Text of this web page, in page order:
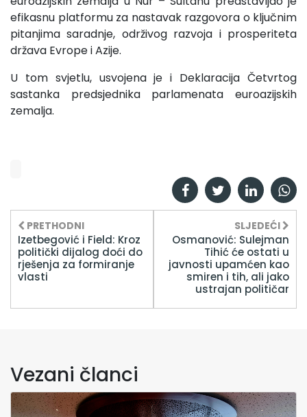
efikasnu platformu za nastavak razgovora o ključnim
pitanjima saradnje, održivog razvoja i prosperiteta
država Evrope i Azije.
U tom svjetlu, usvojena je i Deklaracija Četvrtog
sastanka predsjednika parlamenata euroazijskih
zemalja.
PRETHODNI
Izetbegović i Field: Kroz
politički dijalog doći do
rješenja za formiranje
vlasti
SLJEDEĆI
Osmanović: Sulejman
Tihić će ostati u
javnosti upamćen kao
smiren i tih, ali jako
ustrajan političar
Vezani članci